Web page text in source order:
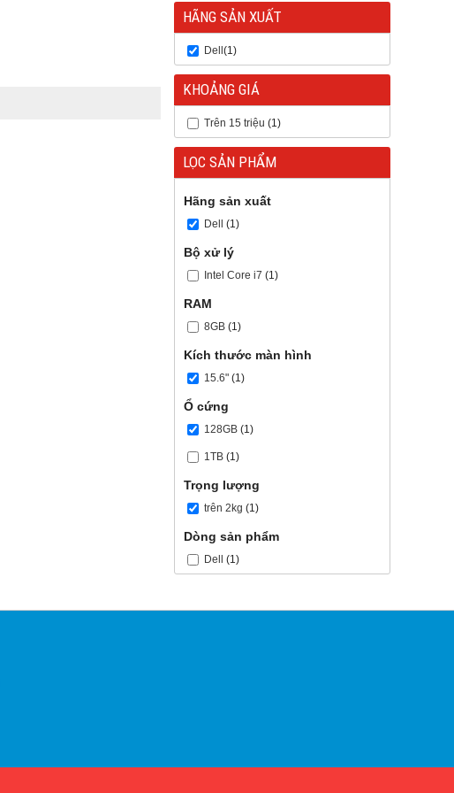
HÃNG SẢN XUẤT
Dell(1)
KHOẢNG GIÁ
Trên 15 triệu (1)
LỌC SẢN PHẨM
Hãng sản xuất
Dell (1)
Bộ xử lý
Intel Core i7 (1)
RAM
8GB (1)
Kích thước màn hình
15.6" (1)
Ổ cứng
128GB (1)
1TB (1)
Trọng lượng
trên 2kg (1)
Dòng sản phẩm
Dell (1)